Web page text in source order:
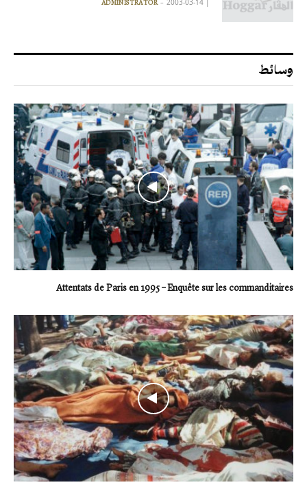
|
ADMINISTRATOR 2003-03-14
وسائط
Attentats de Paris en 1995 – Enquête sur les commanditaires